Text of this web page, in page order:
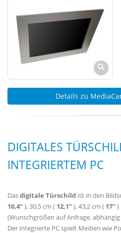
Details zu
DIGITALES
INTEGRIERTEM PC
Dasdigitale Türschild ist in den
10,4"), 30,5 cm ( 12,1"), 43,2 cm ( 17")
(Wunschgrößen auf Anfrage,
Der integrierte PC spielt Medien wie